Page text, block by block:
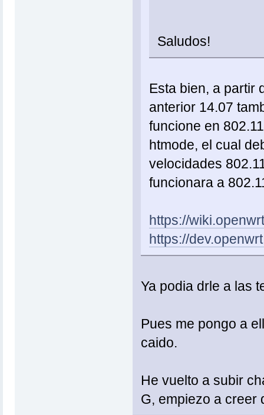
Saludos!
Esta bien, a partir
anterior 14.07
funcione en
htmode, el cual
velocidades
funcionara a
https://
https://
Ya podia drle a las
Pues me pongo a
caido.
He vuelto a subir
G, empiezo a creer